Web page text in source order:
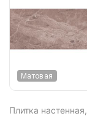
Матовая
Плитка настенная,